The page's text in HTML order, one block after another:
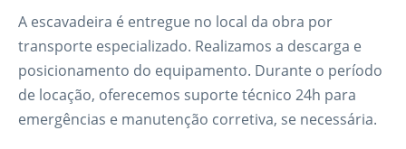
A escavadeira é entregue no local da obra por
transporte especializado. Realizamos a descarga e
posicionamento do equipamento. Durante o período
de locação, oferecemos suporte técnico 24h para
emergências e manutenção corretiva, se necessária.